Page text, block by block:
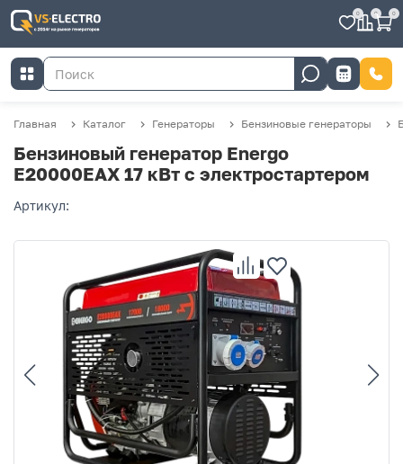
0 0 0
Главная Каталог Генераторы Бензиновые генераторы
Бензиновый генератор Energo
E20000EAX 17 кВт с электростартером
Артикул: